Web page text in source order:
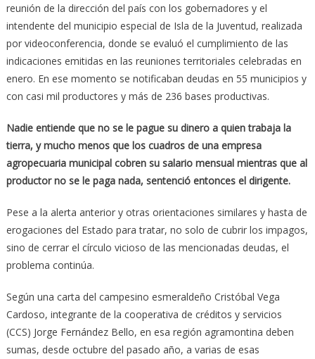
reunión de la dirección del país con los gobernadores y el
intendente del municipio especial de Isla de la Juventud, realizada
por videoconferencia, donde se evaluó el cumplimiento de las
indicaciones emitidas en las reuniones territoriales celebradas en
enero. En ese momento se notificaban deudas en 55 municipios y
con casi mil productores y más de 236 bases productivas.
Nadie entiende que no se le pague su dinero a quien trabaja la
tierra, y mucho menos que los cuadros de una empresa
agropecuaria municipal cobren su salario mensual mientras que al
productor no se le paga nada, sentenció entonces el dirigente.
Pese a la alerta anterior y otras orientaciones similares y hasta de
erogaciones del Estado para tratar, no solo de cubrir los impagos,
sino de cerrar el círculo vicioso de las mencionadas deudas, el
problema continúa.
Según una carta del campesino esmeraldeño Cristóbal Vega
Cardoso, integrante de la cooperativa de créditos y servicios
(CCS) Jorge Fernández Bello, en esa región agramontina deben
sumas, desde octubre del pasado año, a varias de esas